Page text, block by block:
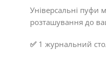
Універсальні пуфи
розташування до
✅ 1 журнальний